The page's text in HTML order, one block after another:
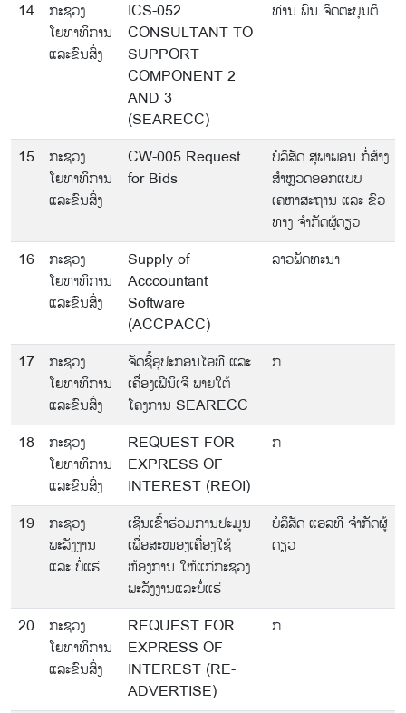
14
ກະຊວງ
ໂຍທາທິການ
ແລະຂົນສົ່ງ
ICS-052
CONSULTANT TO
SUPPORT
COMPONENT 2
AND 3
(SEARECC)
ທ່ານ ພົນ ຈິດຕະບຸນຕິ
15
ກະຊວງ
ໂຍທາທິການ
ແລະຂົນສົ່ງ
CW-005 Request
for Bids
ບໍລິສັດ ສຸພາພອນ ກໍ່ສ້າງ
ສຳຫຼວດອອກແບບ
ເຄຫາສະຖານ ແລະ ຂົວ
ທາງ ຈຳກັດຜູ້ດຽວ
16
ກະຊວງ
ໂຍທາທິການ
ແລະຂົນສົ່ງ
Supply of
Acccountant
Software
(ACCPACC)
ລາວພັດທະນາ
17
ກະຊວງ
ໂຍທາທິການ
ແລະຂົນສົ່ງ
ຈັດຊື້ອຸປະກອນໄອທີ ແລະ
ເຄື່ອງເຟີນິເຈີ ພາຍໃຕ້
ໂຄງການ SEARECC
ກ
18
ກະຊວງ
ໂຍທາທິການ
ແລະຂົນສົ່ງ
REQUEST FOR
EXPRESS OF
INTEREST (REOI)
ກ
19
ກະຊວງ
ພະລັງງານ
ແລະ ບໍ່ແຮ່
ເຊີນເຂົ້າຮ່ວມການປະມູນ
ເພື່ອສະໜອງເຄື່ອງໃຊ້
ຫ້ອງການ ໃຫ້ແກ່ກະຊວງ
ພະລັງງານແລະບໍ່ແຮ່
ບໍລິສັດ ແອລທີ ຈຳກັດຜູ້
ດຽວ
20
ກະຊວງ
ໂຍທາທິການ
ແລະຂົນສົ່ງ
REQUEST FOR
EXPRESS OF
INTEREST (RE-
ADVERTISE)
ກ